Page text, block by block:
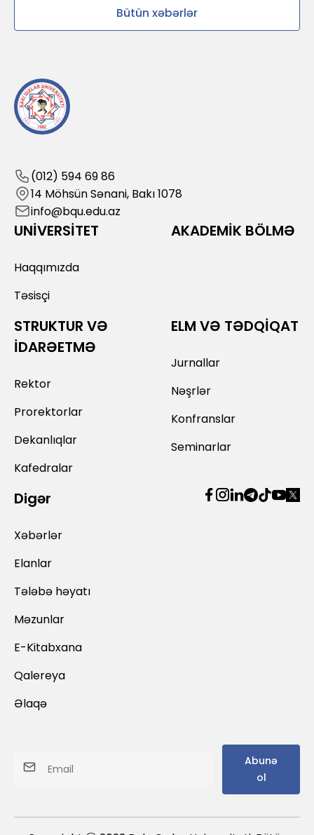
Bütün xəbərlər
(012) 594 69 86
14 Möhsün Sənani, Bakı 1078
info@bqu.edu.az
UNİVERSİTET
Haqqımızda
Təsisçi
AKADEMİK BÖLMƏ
STRUKTUR VƏ
İDARƏETMƏ
Rektor
Prorektorlar
Dekanlıqlar
Kafedralar
ELM VƏ TƏDQİQAT
Jurnallar
Nəşrlər
Konfranslar
Seminarlar
Digər
Xəbərlər
Elanlar
Tələbə həyatı
Məzunlar
E-Kitabxana
Qalereya
Əlaqə
Abunə
ol